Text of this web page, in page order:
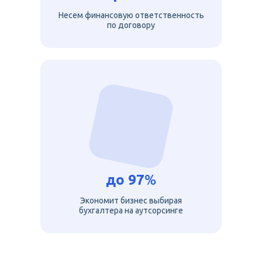
Несем финансовую ответственность
по договору
до 97%
Экономит бизнес выбирая
бухгалтера на аутсорсинге